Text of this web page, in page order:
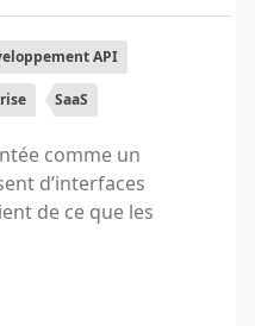
API
SaaS
comme un
d’interfaces
de ce que les